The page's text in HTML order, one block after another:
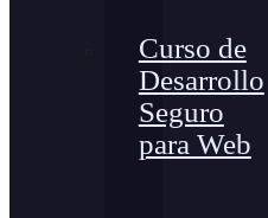
Curso de
Desarrollo
Seguro
para Web